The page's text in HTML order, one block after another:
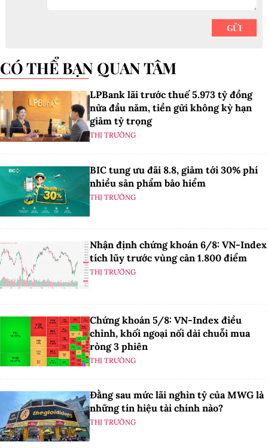
CÓ THỂ BẠN QUAN TÂM
LPBank lãi trước thuế 5.973 tỷ đồng
nửa đầu năm, tiền gửi không kỳ hạn
giảm tỷ trọng
THỊ TRƯỜNG
BIC tung ưu đãi 8.8, giảm tới 30% phí
nhiều sản phẩm bảo hiểm
THỊ TRƯỜNG
Nhận định chứng khoán 6/8: VN-Index
tích lũy trước vùng cản 1.800 điểm
THỊ TRƯỜNG
Chứng khoán 5/8: VN-Index điều
chỉnh, khối ngoại nối dài chuỗi mua
ròng 3 phiên
THỊ TRƯỜNG
Đằng sau mức lãi nghìn tỷ của MWG là
những tín hiệu tài chính nào?
THỊ TRƯỜNG